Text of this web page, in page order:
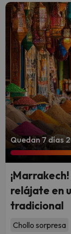
Quedan 7 días
relájate en
tradicional
Chollo sorpresa